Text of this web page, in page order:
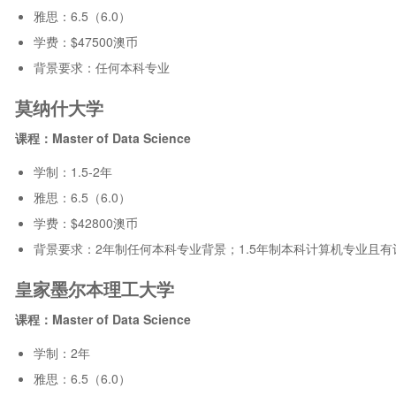
雅思：6.5（6.0）
学费：$47500澳币
背景要求：任何本科专业
莫纳什大学
课程：Master of Data Science
学制：1.5-2年
雅思：6.5（6.0）
学费：$42800澳币
背景要求：2年制任何本科专业背景；1.5年制本科计算机专业且
皇家墨尔本理工大学
课程：Master of Data Science
学制：2年
雅思：6.5（6.0）